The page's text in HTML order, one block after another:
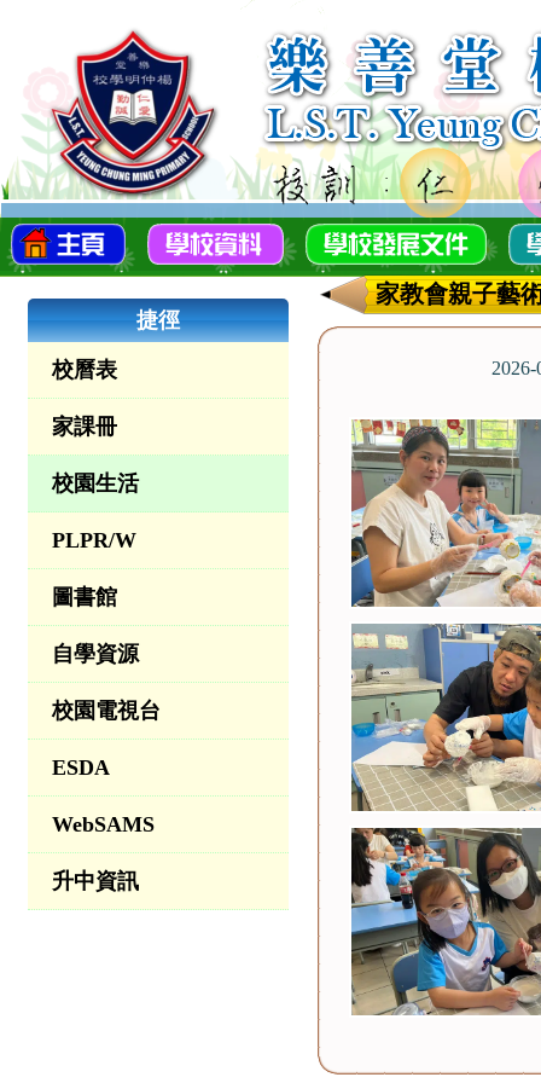
捷徑
校曆表
家課冊
校園生活
PLPR/W
圖書館
自學資源
校園電視台
ESDA
WebSAMS
升中資訊
家教會親子藝